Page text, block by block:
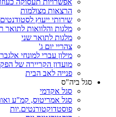
אפשרויות תעסוקה
הרצאות מצולמות
שירותי ייעוץ
מלגות והלוואות לתואר
מלגות לתואר שני
צהריי יום ג'
מילון עברי למונחי
מועדון הקריירה של
פנייה לאב הבית
סגל ביה"ס
סגל אקדמי
סגל אמריטוס, קמ"ע
פוסטדוקטורנטים.יות